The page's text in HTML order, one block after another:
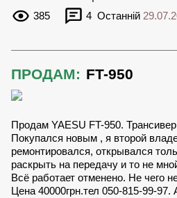
385
4 Останній
ПРОДАМ: FT-950
Продам YAESU FT-950.
Покупался новым , я второй
ремонтировался, открывался
раскрыть на передачу и то не
Всё работает отменено. Не чего
Цена 40000грн.тел 050-815-99-97.